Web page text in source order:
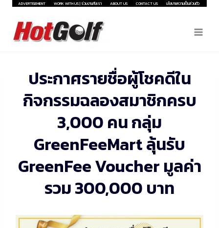
Skip
content
ADVERTISEMENT WORK WITH US | ร่วมงานกับเรา ABOUT US CONTACT US นโยบายความเป็นส่วนตัว
ประกาศรายชื่อผู้โชคดีใน
กิจกรรมฉลองสมาชิกครบ
3,000 คน กลุ่ม
GreenFeeMart ลุ้นรับ
GreenFee Voucher มูลค่า
รวม 300,000 บาท